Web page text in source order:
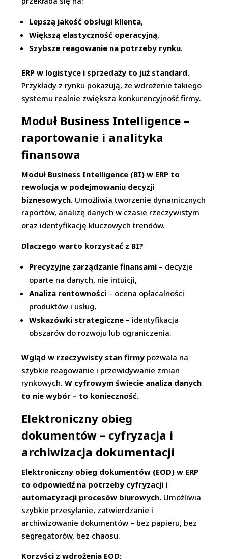
Lepszą jakość obsługi klienta,
Większą elastyczność operacyjną,
Szybsze reagowanie na potrzeby rynku.
ERP w logistyce i sprzedaży to już standard.
Przykłady z rynku pokazują, że wdrożenie takiego
systemu realnie zwiększa konkurencyjność firmy.
Moduł Business Intelligence –
raportowanie i analityka
finansowa
Moduł Business Intelligence (BI) w ERP to
rewolucja w podejmowaniu decyzji
biznesowych. Umożliwia tworzenie dynamicznych
raportów, analizę danych w czasie rzeczywistym
oraz identyfikację kluczowych trendów.
Dlaczego warto korzystać z BI?
Precyzyjne zarządzanie finansami – decyzje
oparte na danych, nie intuicji,
Analiza rentowności – ocena opłacalności
produktów i usług,
Wskazówki strategiczne – identyfikacja
obszarów do rozwoju lub ograniczenia.
Wgląd w rzeczywisty stan firmy pozwala na
szybkie reagowanie i przewidywanie zmian
rynkowych.W cyfrowym świecie analiza danych
to nie wybór – to konieczność.
Elektroniczny obieg
dokumentów – cyfryzacja i
archiwizacja dokumentacji
Elektroniczny obieg dokumentów (EOD) w ERP
to odpowiedź na potrzeby cyfryzacji i
automatyzacji procesów biurowych. Umożliwia
szybkie przesyłanie, zatwierdzanie i
archiwizowanie dokumentów – bez papieru, bez
segregatorów, bez chaosu.
Korzyści z wdrożenia EOD: